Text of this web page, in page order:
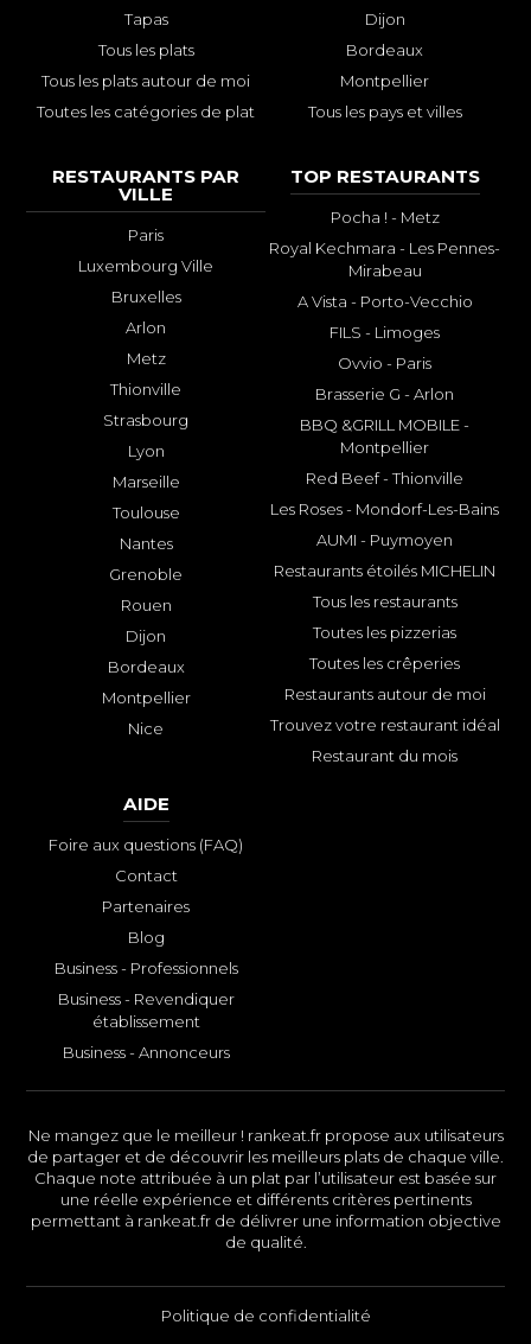
Tapas
Tous les plats
Tous les plats autour de moi
Toutes les catégories de plat
Dijon
Bordeaux
Montpellier
Tous les pays et villes
RESTAURANTS PAR
VILLE
Paris
Luxembourg Ville
Bruxelles
Arlon
Metz
Thionville
Strasbourg
Lyon
Marseille
Toulouse
Nantes
Grenoble
Rouen
Dijon
Bordeaux
Montpellier
Nice
TOP RESTAURANTS
Pocha ! - Metz
Royal Kechmara - Les Pennes-
Mirabeau
A Vista - Porto-Vecchio
FILS - Limoges
Ovvio - Paris
Brasserie G - Arlon
BBQ &GRILL MOBILE -
Montpellier
Red Beef - Thionville
Les Roses - Mondorf-Les-Bains
AUMI - Puymoyen
Restaurants étoilés MICHELIN
Tous les restaurants
Toutes les pizzerias
Toutes les crêperies
Restaurants autour de moi
Trouvez votre restaurant idéal
Restaurant du mois
AIDE
Foire aux questions (FAQ)
Contact
Partenaires
Blog
Business - Professionnels
Business - Revendiquer
établissement
Business - Annonceurs
Ne mangez que le meilleur ! rankeat.fr propose aux utilisateurs
de partager et de découvrir les meilleurs plats de chaque ville.
Chaque note attribuée à un plat par l’utilisateur est basée sur
une réelle expérience et différents critères pertinents
permettant à rankeat.fr de délivrer une information objective
de qualité.
Politique de confidentialité